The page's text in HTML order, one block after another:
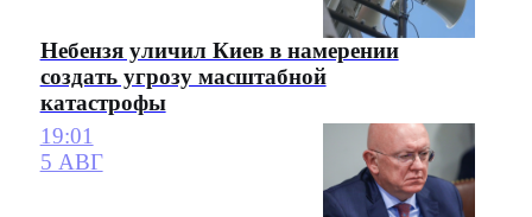
Небензя уличил Киев в намерении
создать угрозу масштабной
катастрофы
19:01
5 АВГ